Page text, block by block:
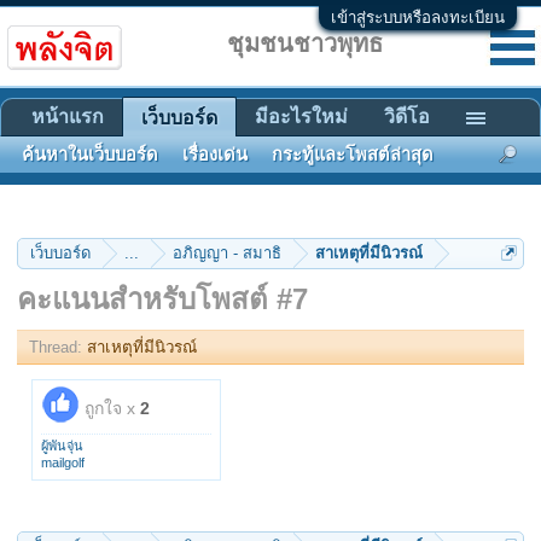
เข้าสู่ระบบหรือลงทะเบียน
เว็บบอร์ด ... อภิญญา - สมาธิ สาเหตุที่มีนิวรณ์
คะแนนสำหรับโพสต์ #7
Thread: สาเหตุที่มีนิวรณ์
ถูกใจ x 2
ผู้พันจุ่น
mailgolf
ชุมชนชาวพุทธ
หน้าแรก เว็บบอร์ด
ค้นหาในเว็บบอร์ด เรื่องเด่น กระทู้และโพสต์ล่าสุด
มีอะไรใหม่ วิดีโอ